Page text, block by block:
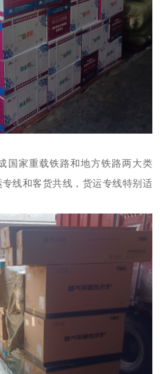
国家重载铁路和地方铁路两大类
线和客货共线，货运专线特别适